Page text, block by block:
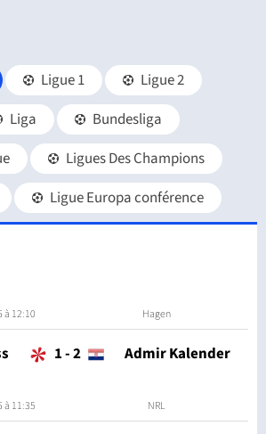
Ligue 1
Ligue 2
Liga
Bundesliga
Ligues Des Champions
Ligue Europa conférence
à 12:10 Hagen
1-2 Admir Kalender
à 11:35 NRL